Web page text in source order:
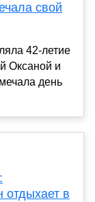
свой
42-летие
Оксаной и
день
в